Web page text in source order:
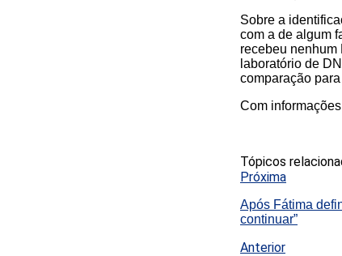
Sobre a
com a de algum
recebeu nenhum
laboratório de
comparação
Com
Tópicos
Próxima
Após Fátima
continuar”
Anterior